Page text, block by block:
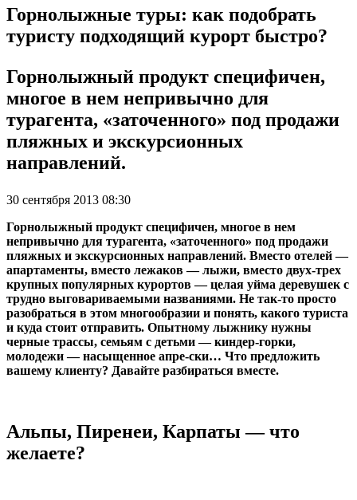
Горнолыжные туры: как подобрать
туристу подходящий курорт быстро?
Горнолыжный продукт специфичен,
многое в нем непривычно для
турагента, «заточенного» под продажи
пляжных и экскурсионных
направлений.
30 сентября 2013 08:30
Горнолыжный продукт специфичен, многое в нем
непривычно для турагента, «заточенного» под продажи
пляжных и экскурсионных направлений. Вместо отелей —
апартаменты, вместо лежаков — лыжи, вместо двух-трех
крупных популярных курортов — целая уйма деревушек с
трудно выговариваемыми названиями. Не так-то просто
разобраться в этом многообразии и понять, какого туриста
и куда стоит отправить. Опытному лыжнику нужны
черные трассы, семьям с детьми — киндер-горки,
молодежи — насыщенное апре-ски… Что предложить
вашему клиенту? Давайте разбираться вместе.
Альпы, Пиренеи, Карпаты — что
желаете?